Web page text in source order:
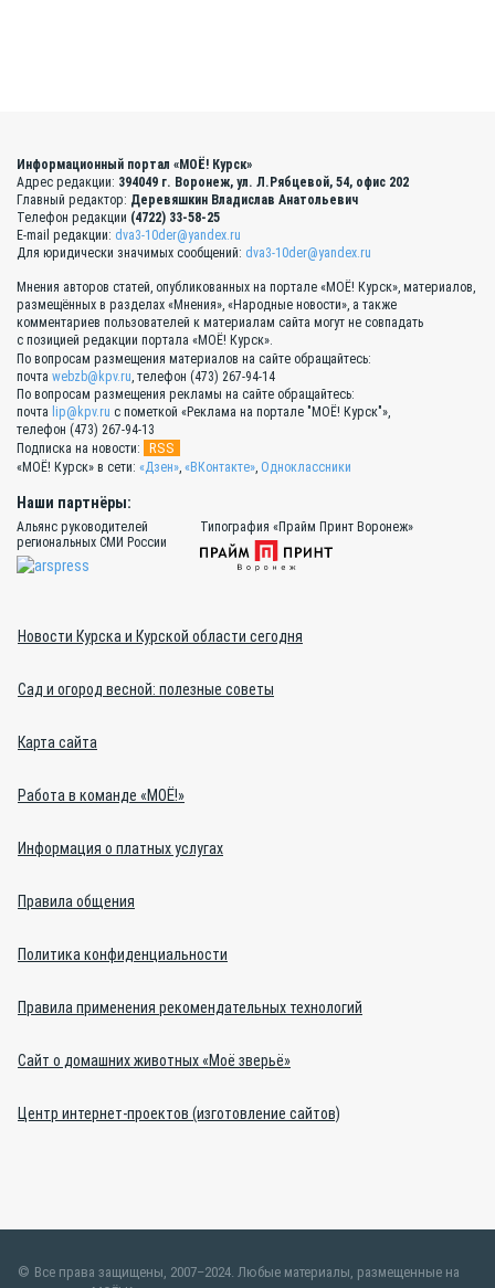
Информационный портал «МОЁ! Курск»
Адрес редакции: 394049 г. Воронеж, ул. Л.Рябцевой, 54, офис 202
Главный редактор: Деревяшкин Владислав Анатольевич
Телефон редакции (4722) 33-58-25
E-mail редакции: dva3-10der@yandex.ru
Для юридически значимых сообщений: dva3-10der@yandex.ru
Мнения авторов статей, опубликованных на портале «МОЁ! Курск», материалов,
размещённых в разделах «Мнения», «Народные новости», а также
комментариев пользователей к материалам сайта могут не совпадать
с позицией редакции портала «МОЁ! Курск».
По вопросам размещения материалов на сайте обращайтесь:
почта webzb@kpv.ru , телефон (473) 267-94-14
По вопросам размещения рекламы на сайте обращайтесь:
почта lip@kpv.ru с пометкой «Реклама на портале "МОЁ! Курск"»,
телефон (473) 267-94-13
Подписка на новости:
RSS
«МОЁ! Курск» в сети: «Дзен» «ВКонтакте» Одноклассники
Наши партнёры:
Альянс руководителей
региональных СМИ России
Типография «Прайм Принт Воронеж»
Новости Курска и Курской области сегодня
Сад и огород весной: полезные советы
Карта сайта
Работа в команде «МОЁ!»
Информация о платных услугах
Правила общения
Политика конфиденциальности
Правила применения рекомендательных технологий
Сайт о домашних животных «Моё зверьё»
Центр интернет-проектов (изготовление сайтов)
Все права защищены, 2007–2024. Любые материалы, размещенные на